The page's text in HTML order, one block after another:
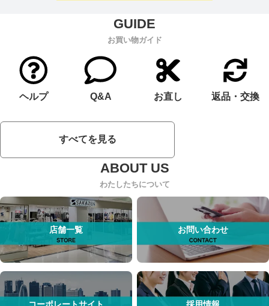
お買い物ガイド
ヘルプ Q&A お直し 返品・交換
すべてを見る
わたしたちについて
店舗一覧 お問い合わせ